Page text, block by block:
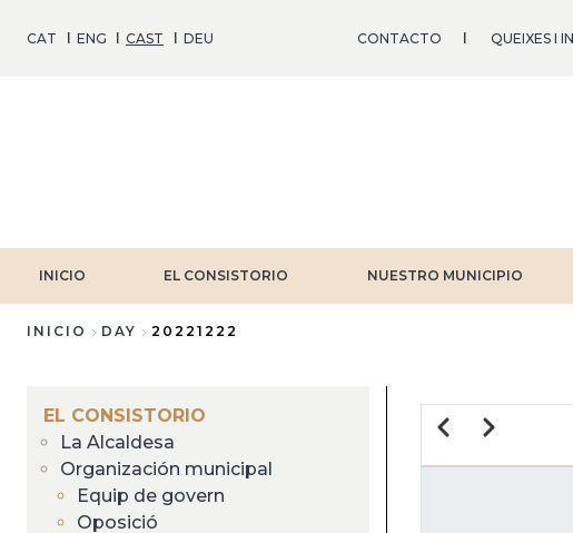
CAT ENG CAST DEU CONTACTO QUEIXES I
INICIO EL CONSISTORIO NUESTRO MUNICIPIO
enlaces
de
ayuda
INICIO DAY 20221222
EL CONSISTORIO
La Alcaldesa
Organización municipal
Equip de govern
Oposició
AnteriorSiguiente